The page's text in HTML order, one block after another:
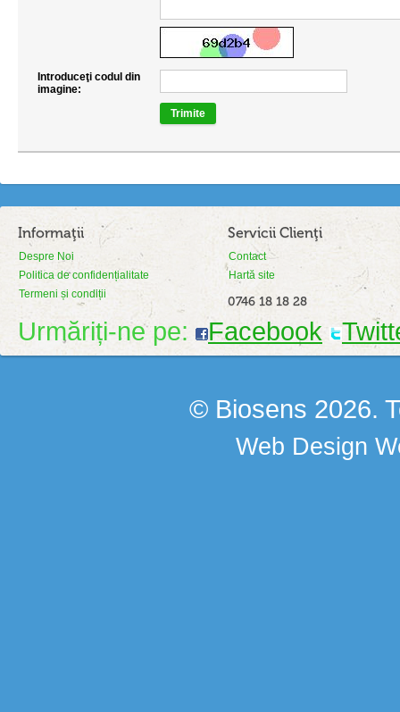
Introduceţi codul din
imagine:
Trimite
Informaţii
Despre Noi
Politica de confidențialitate
Termeni și condiții
Servicii Clienţi
Contact
Hartă site
0746 18 18 28
Urmăriți-ne pe: Facebook
© Biosens 2026.
Web Design